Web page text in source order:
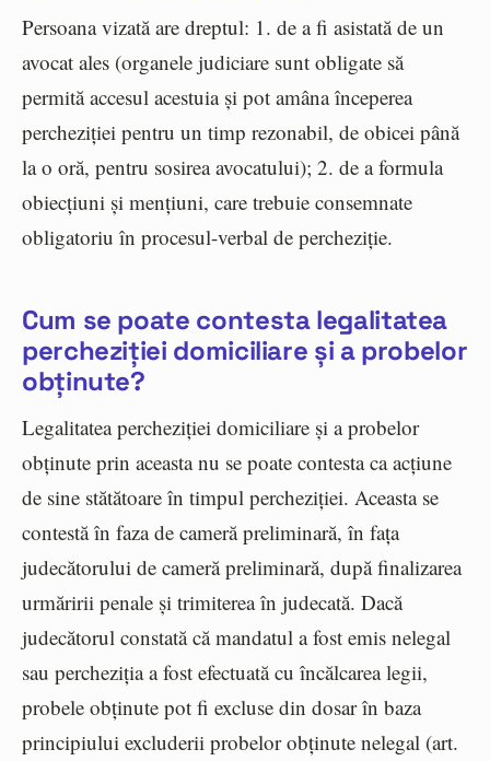
Persoana vizată are dreptul: 1. de a fi asistată de un
avocat ales (organele judiciare sunt obligate să
permită accesul acestuia și pot amâna începerea
percheziției pentru un timp rezonabil, de obicei până
la o oră, pentru sosirea avocatului); 2. de a formula
obiecțiuni și mențiuni, care trebuie consemnate
obligatoriu în procesul-verbal de percheziție.
Cum se poate contesta legalitatea
percheziției domiciliare și a probelor
obținute?
Legalitatea percheziției domiciliare și a probelor
obținute prin aceasta nu se poate contesta ca acțiune
de sine stătătoare în timpul percheziției. Aceasta se
contestă în faza de cameră preliminară, în fața
judecătorului de cameră preliminară, după finalizarea
urmăririi penale și trimiterea în judecată. Dacă
judecătorul constată că mandatul a fost emis nelegal
sau percheziția a fost efectuată cu încălcarea legii,
probele obținute pot fi excluse din dosar în baza
principiului excluderii probelor obținute nelegal (art.